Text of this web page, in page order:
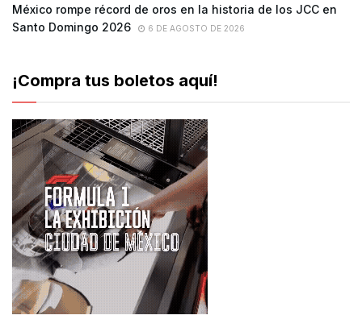
México rompe récord de oros en la historia de los JCC en
Santo Domingo 2026
6 DE AGOSTO DE 2026
¡Compra tus boletos aquí!